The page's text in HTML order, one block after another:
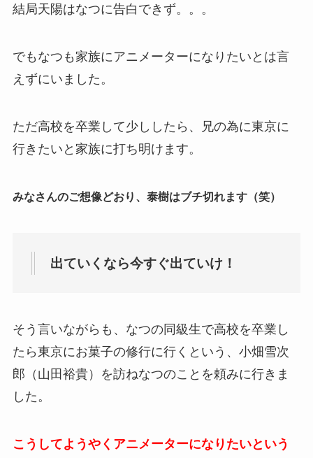
結局天陽はなつに告白できず。。。
でもなつも家族にアニメーターになりたいとは言
えずにいました。
ただ高校を卒業して少ししたら、兄の為に東京に
行きたいと家族に打ち明けます。
みなさんのご想像どおり、泰樹はブチ切れます（笑）
出ていくなら今すぐ出ていけ！
そう言いながらも、なつの同級生で高校を卒業し
たら東京にお菓子の修行に行くという、小畑雪次
郎（山田裕貴）を訪ねなつのことを頼みに行きま
した。
こうしてようやくアニメーターになりたいという